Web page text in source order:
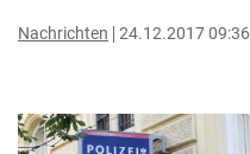
Nachrichten 24.12.2017 09:36